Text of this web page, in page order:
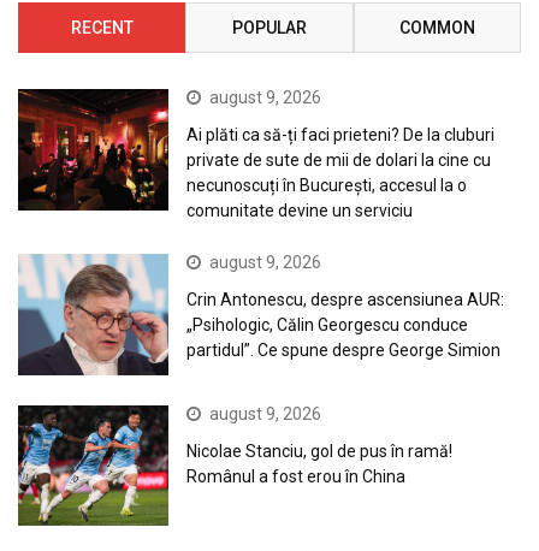
RECENT POPULAR COMMON
august 9, 2026
Ai plăti ca să-ți faci prieteni? De la cluburi
private de sute de mii de dolari la cine cu
necunoscuți în București, accesul la o
comunitate devine un serviciu
august 9, 2026
Crin Antonescu, despre ascensiunea AUR:
„Psihologic, Călin Georgescu conduce
partidul”. Ce spune despre George Simion
august 9, 2026
Nicolae Stanciu, gol de pus în ramă!
Românul a fost erou în China